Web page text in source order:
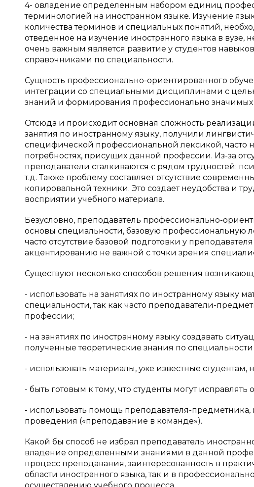
4- овладение определенным набором единиц
терминологией на иностранном языке. Изучение
количества терминов и специальных понятий,
отведенное на изучение иностранного языка в
очень важным является развитие у студентов
справочниками по специальности.
Сущность профессионально-ориентированного
интеграции со специальными дисциплинами с
знаний и формирования профессионально значимых
Отсюда и происходит основная сложность
занятия по иностранному языку, получили
специфической профессиональной лексикой, часто
потребностях, присущих данной профессии. Из-за
преподаватели сталкиваются с рядом трудностей:
т.д. Также проблему составляет отсутствие
копировальной техники. Это создает неудобства и
восприятии учебного материала.
Безусловно, преподаватель профессионально-
основы специальности, базовую профессиональную
часто отсутствие базовой подготовки у
акцентированию не важной с точки зрения
Существуют несколько способов решения
- использовать на занятиях по иностранному языку
специальности, так как часто преподаватели-
профессии;
- на занятиях по иностранному языку создавать
полученные теоретические знания по
- использовать материалы, уже известные
- быть готовым к тому, что студенты могут
- использовать помощь преподавателя-предметника,
проведения («преподавание в команде»).
Какой бы способ не избрал преподаватель
владение определенными знаниями в данной
процесс преподавания, заинтересованность в
области иностранного языка, так и в